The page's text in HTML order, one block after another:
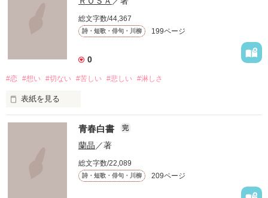
総文字数/44,367
詩・短歌・俳句・川柳 199ページ
0
#恋 #想い #切ない #苦しい #悲しい #淋しさ
表紙を見る
満たされることのない
絶えず支配し続けては
青春白書 完
蘭晶 ／著
総文字数/22,089
詩・短歌・俳句・川柳 209ページ